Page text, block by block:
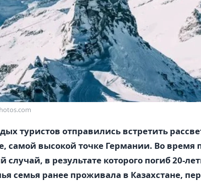
туристов отправились встретить
самой высокой точке Германии. Во время
случай, в результате которого погиб 20-
семья ранее проживала в Казахстане,